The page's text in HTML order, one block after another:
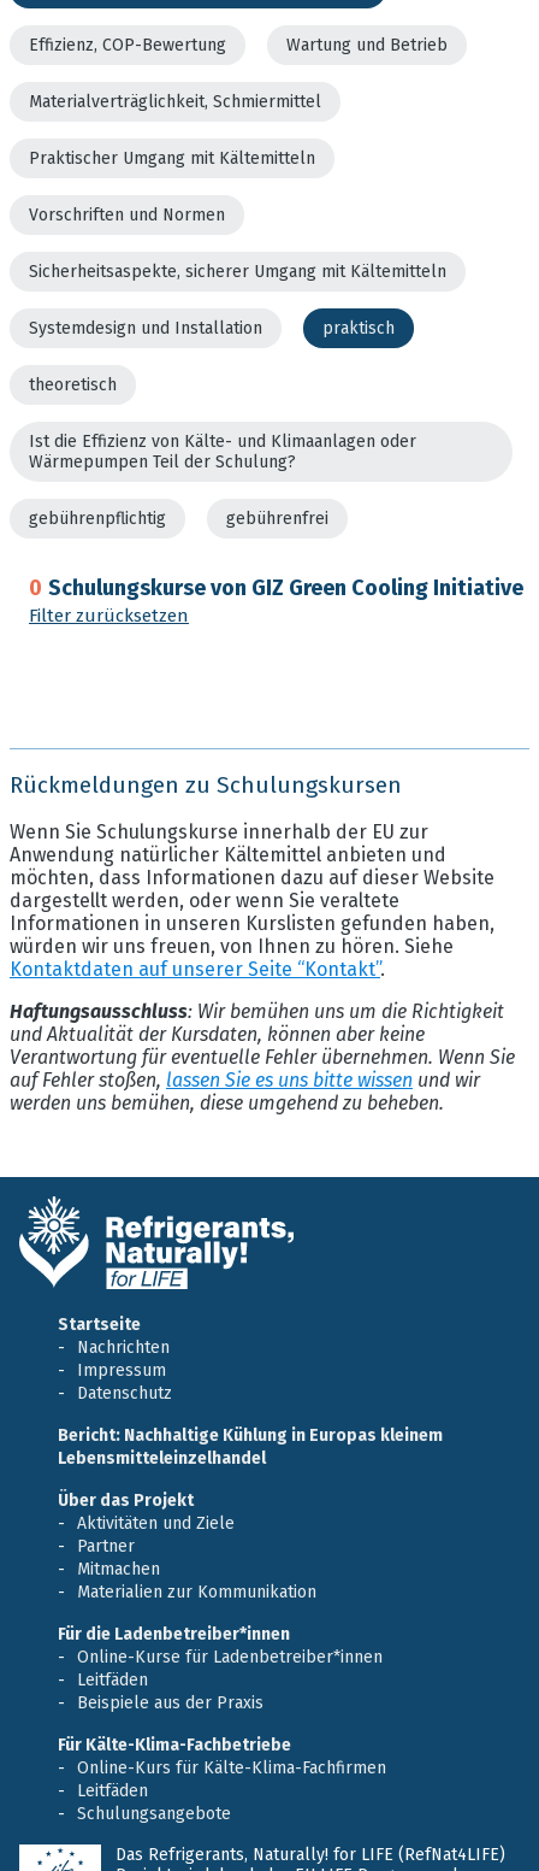
Effizienz, COP-Bewertung Wartung und Betrieb
Materialverträglichkeit, Schmiermittel
Praktischer Umgang mit Kältemitteln
Vorschriften und Normen
Sicherheitsaspekte, sicherer Umgang mit Kältemitteln
Systemdesign und Installation praktisch
theoretisch
Ist die Effizienz von Kälte- und Klimaanlagen oder
Wärmepumpen Teil der Schulung?
gebührenpflichtig gebührenfrei
0 Schulungskurse von GIZ Green Cooling Initiative
Filter zurücksetzen
Rückmeldungen zu Schulungskursen
Wenn Sie Schulungskurse innerhalb der EU zur
Anwendung natürlicher Kältemittel anbieten und
möchten, dass Informationen dazu auf dieser Website
dargestellt werden, oder wenn Sie veraltete
Informationen in unseren Kurslisten gefunden haben,
würden wir uns freuen, von Ihnen zu hören. Siehe
Kontaktdaten auf unserer Seite “Kontakt”.
Haftungsausschluss: Wir bemühen uns um die Richtigkeit
und Aktualität der Kursdaten, können aber keine
Verantwortung für eventuelle Fehler übernehmen. Wenn Sie
auf Fehler stoßen, lassen Sie es uns bitte wissen und wir
werden uns bemühen, diese umgehend zu beheben.
Startseite
Nachrichten
Impressum
Datenschutz
Bericht: Nachhaltige Kühlung in Europas kleinem
Lebensmitteleinzelhandel
Über das Projekt
Aktivitäten und Ziele
Partner
Mitmachen
Materialien zur Kommunikation
Für die Ladenbetreiber*innen
Online-Kurse für Ladenbetreiber*innen
Leitfäden
Beispiele aus der Praxis
Für Kälte-Klima-Fachbetriebe
Online-Kurs für Kälte-Klima-Fachfirmen
Leitfäden
Schulungsangebote
Das Refrigerants, Naturally! for LIFE (RefNat4LIFE)